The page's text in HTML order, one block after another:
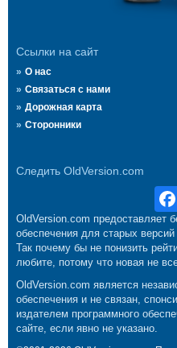
Ссылки на сайт
О нас
Связаться с нами
Дорожная карта
Сторонники
Следить OldVersion.com
OldVersion.com предоставляет
обеспечения для старых
Так почему бы не понизить
любите, потому что новая не
OldVersion.com является
обеспечения и не связан,
издателем программного
сайте, если явно не указано.